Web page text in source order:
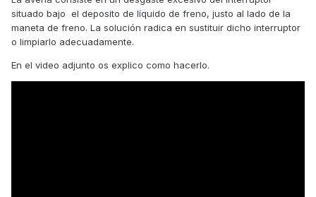
situado bajo el deposito de líquido de freno, justo al lado de la
maneta de freno. La solución radica en sustituir dicho interruptor
o limpiarlo adecuadamente.
En el video adjunto os explico como hacerlo.